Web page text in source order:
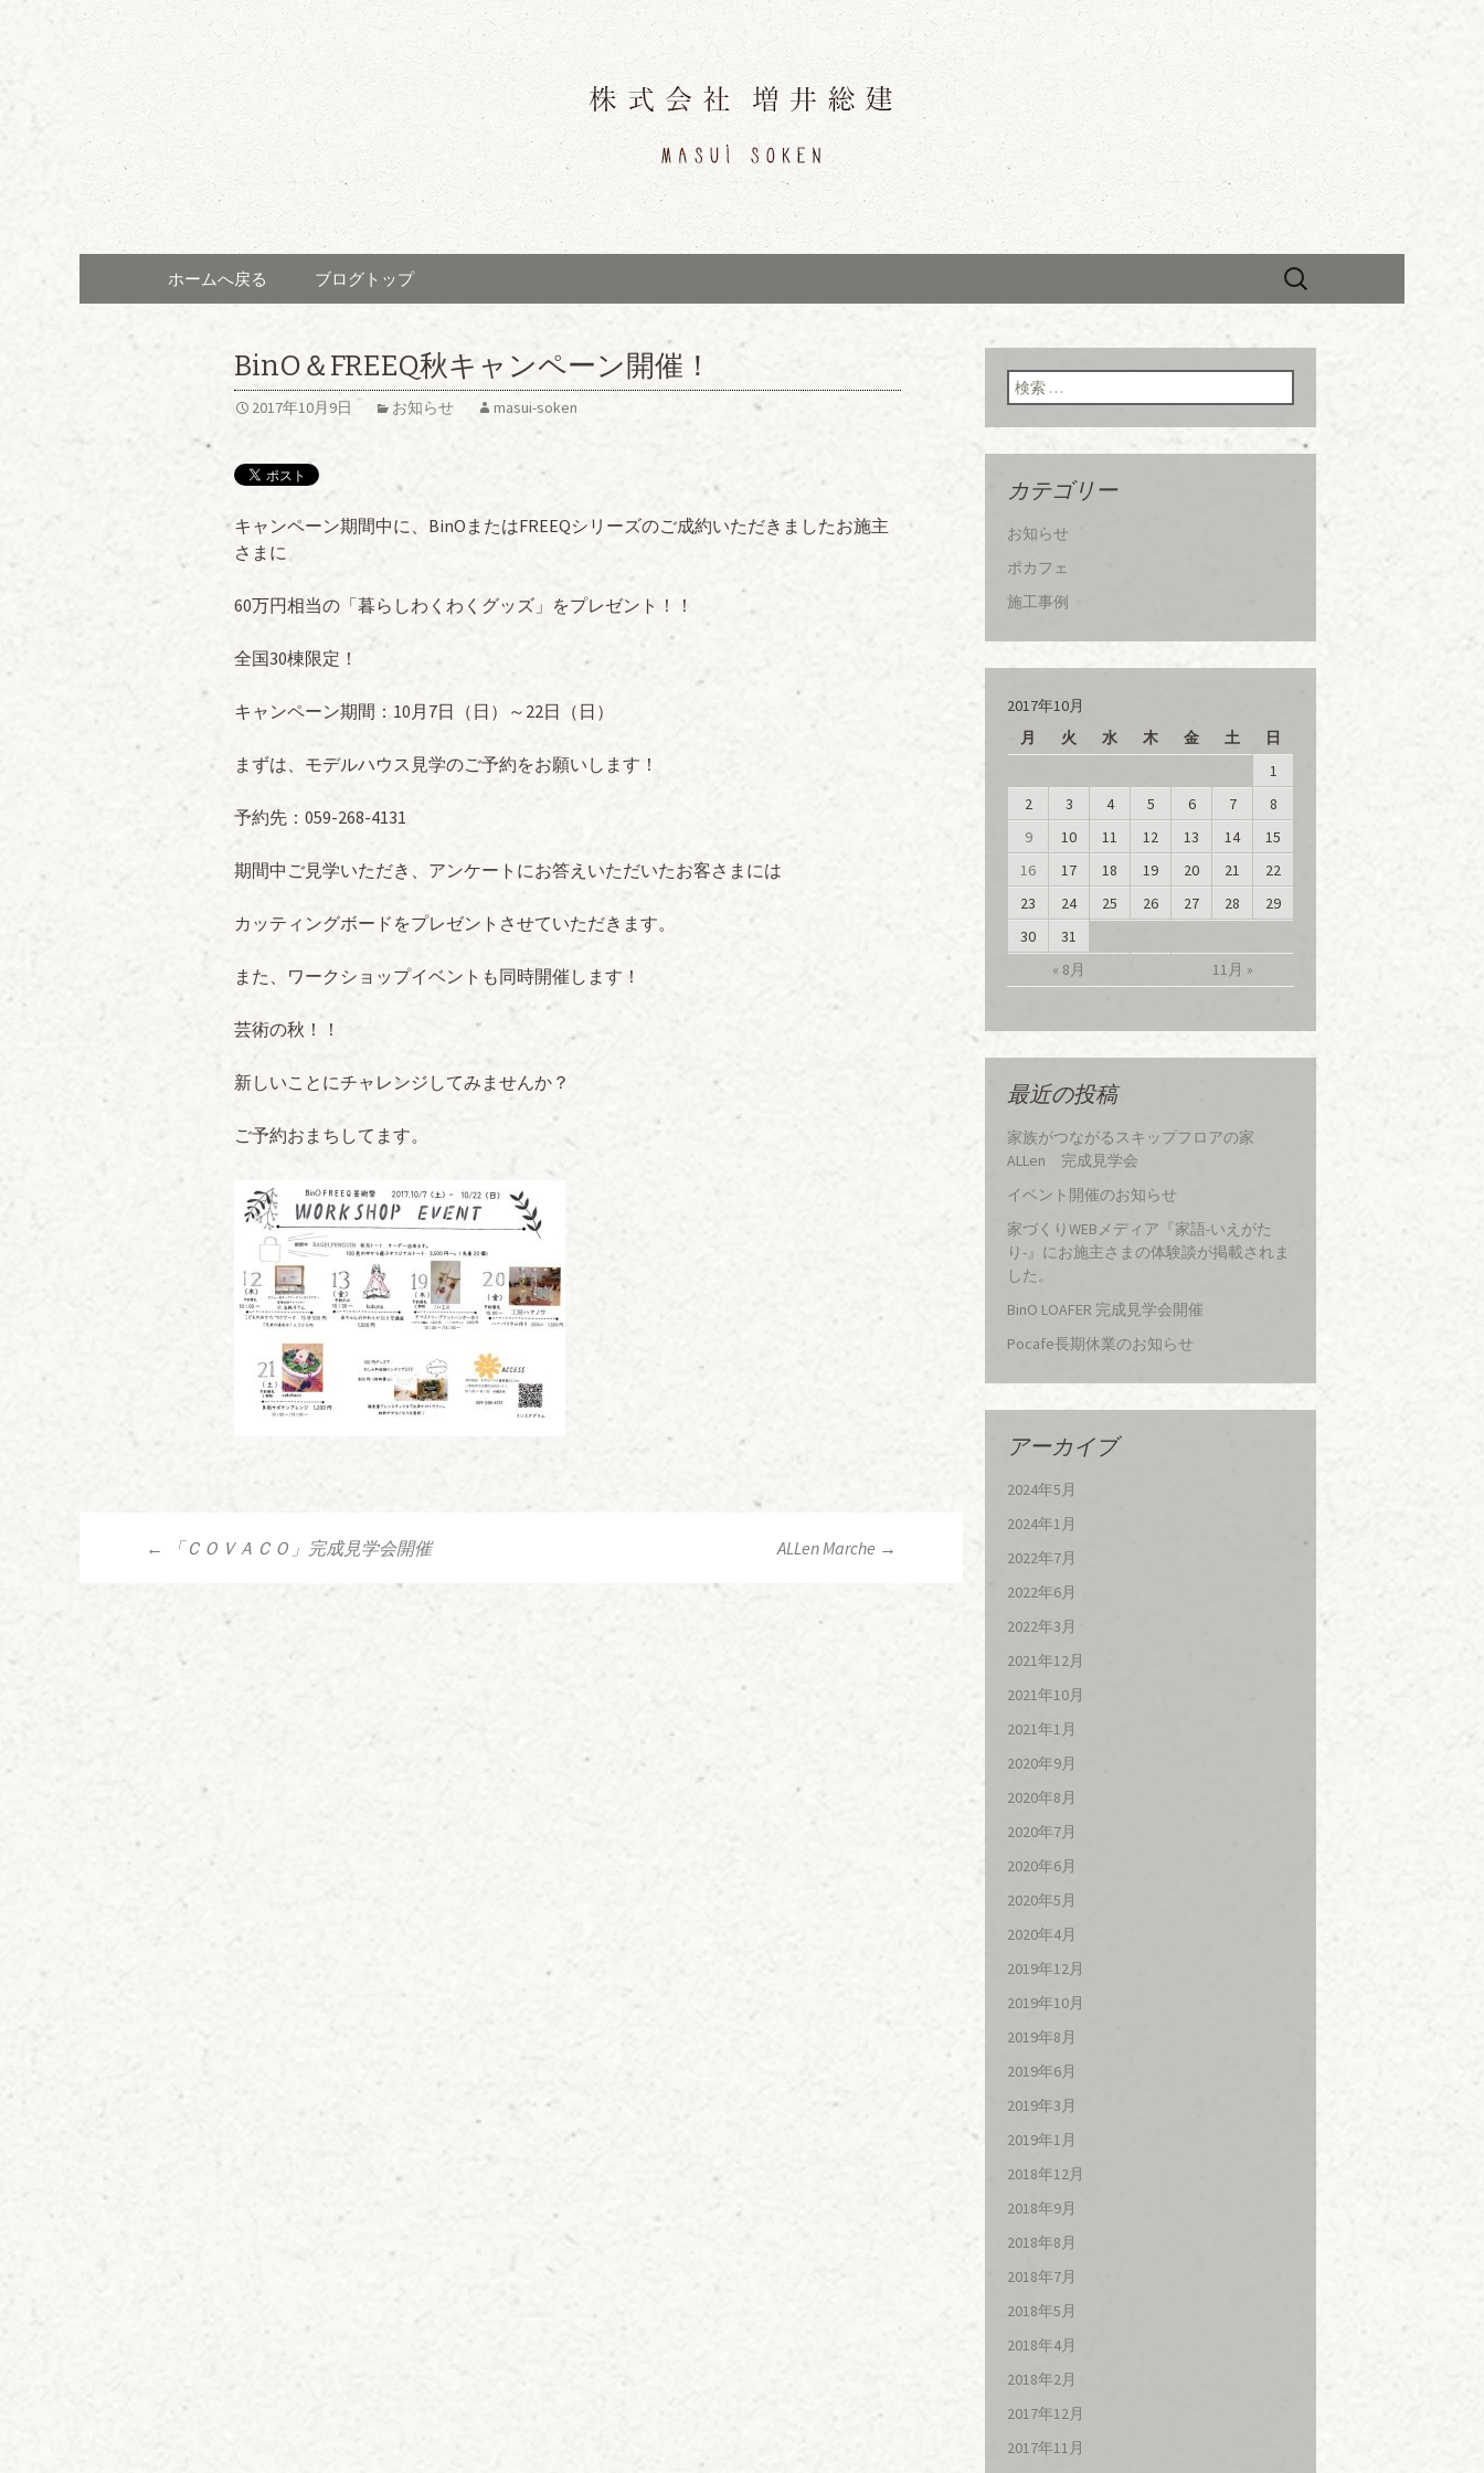
三重県津市「増井総建（ますいそうけ
ん）」のブログ
三重県津市「増井総建（ますいそうけん）」のブログです。
コンテンツへ移動
ホームへ戻る ブログトップ
検
BinO＆FREEQ秋キャンペーン開催！
2017年10月9日 お知らせ masui-soken
キャンペーン期間中に、BinOまたはFREEQシリーズのご成約いただきましたお施主
さまに
60万円相当の「暮らしわくわくグッズ」をプレゼント！！
全国30棟限定！
キャンペーン期間：10月7日（日）～22日（日）
まずは、モデルハウス見学のご予約をお願いします！
予約先：059-268-4131
期間中ご見学いただき、アンケートにお答えいただいたお客さまには
カッティングボードをプレゼントさせていただきます。
また、ワークショップイベントも同時開催します！
芸術の秋！！
新しいことにチャレンジしてみませんか？
ご予約おまちしてます。
投稿ナビゲーション
← 「ＣＯＶＡＣＯ」完成見学会開催 ALLen Marche →
検索:
カテゴリー
お知らせ
ポカフェ
施工事例
2017年10月
月
火 水 木 金 土 日
« 8月 11月 »
1
2
3 4 5 6 7
8
9
10 11 12 13 14
15
16
17 18 19 20 21
22
23
24 25 26 27 28
29
30
31
最近の投稿
家族がつながるスキップフロアの家
ALLen 完成見学会
イベント開催のお知らせ
家づくりWEBメディア『家語-いえがた
り-』にお施主さまの体験談が掲載されま
した。
BinO LOAFER 完成見学会開催
Pocafe長期休業のお知らせ
アーカイブ
2024年5月
2024年1月
2022年7月
2022年6月
2022年3月
2021年12月
2021年10月
2021年1月
2020年9月
2020年8月
2020年7月
2020年6月
2020年5月
2020年4月
2019年12月
2019年10月
2019年8月
2019年6月
2019年3月
2019年1月
2018年12月
2018年9月
2018年8月
2018年7月
2018年5月
2018年4月
2018年2月
2017年12月
2017年11月